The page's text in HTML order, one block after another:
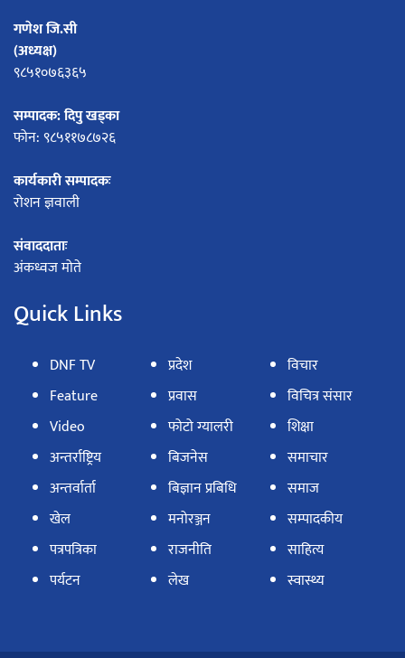
गणेश जि.सी
(अध्यक्ष)
९८५१०७६३६५
सम्पादक: दिपु खड्का
फोन: ९८५११७८७२६
कार्यकारी सम्पादकः
रोशन ज्ञवाली
संवाददाताः
अंकध्वज मोते
Quick Links
DNF TV
Feature
Video
अन्तर्राष्ट्रिय
अन्तर्वार्ता
खेल
पत्रपत्रिका
पर्यटन
प्रदेश
प्रवास
फोटो ग्यालरी
बिजनेस
बिज्ञान प्रबिधि
मनोरञ्जन
राजनीति
लेख
विचार
विचित्र संसार
शिक्षा
समाचार
समाज
सम्पादकीय
साहित्य
स्वास्थ्य